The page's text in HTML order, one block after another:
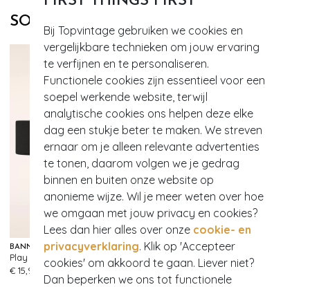
Bij Topvintage gebruiken we cookies en
vergelijkbare technieken om jouw ervaring
te verfijnen en te personaliseren.
Functionele cookies zijn essentieel voor een
soepel werkende website, terwijl
analytische cookies ons helpen deze elke
dag een stukje beter te maken. We streven
ernaar om je alleen relevante advertenties
te tonen, daarom volgen we je gedrag
binnen en buiten onze website op
anonieme wijze. Wil je meer weten over hoe
we omgaan met jouw privacy en cookies?
Lees dan hier alles over onze cookie- en
privacyverklaring. Klik op 'Accepteer
cookies' om akkoord te gaan. Liever niet?
Dan beperken we ons tot functionele
SOORTGELIJKE PRODUCTEN
BANNED RETRO
Play It Right Bow-riem in zwart
€ 15,95
483